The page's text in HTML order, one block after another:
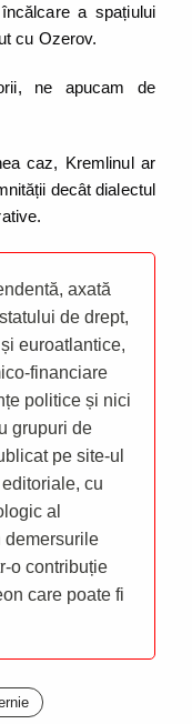
a spațiului
cu Ozerov.
ne apucam de
caz, Kremlinul ar
decât dialectul
axată
de drept,
euroatlantice,
financiare
politice și nici
grupuri de
pe site-ul
cu
al
demersurile
o contribuție
care poate fi